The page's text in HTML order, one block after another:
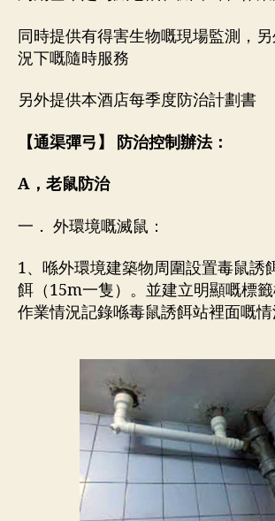
同時提供有得害生物嘅現場監測，
況下嘅隨時服務
另外提供本酒店每季度防治計劃書
【通渠彈弓 】 防治控制辦法：
A，老鼠防治
一． 外環境嘅滅鼠：
1、喺外環境建築物周圍設置毒鼠誘
餌（15m一隻）。並建立明顯嘅標
作業情況記錄喺毒鼠誘餌站裡面嘅情